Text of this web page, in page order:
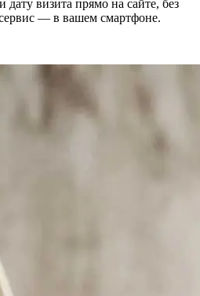
визита прямо на сайте, без
— в вашем смартфоне.